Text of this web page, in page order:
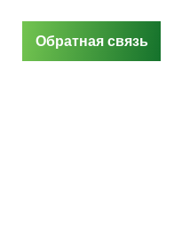
Обратная связь